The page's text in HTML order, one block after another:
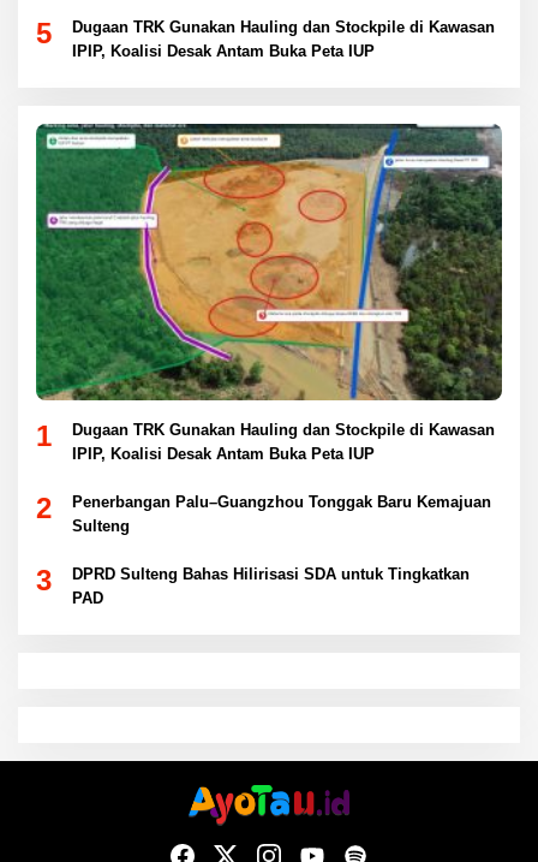
5
Dugaan TRK Gunakan Hauling dan Stockpile di Kawasan
IPIP, Koalisi Desak Antam Buka Peta IUP
1
Dugaan TRK Gunakan Hauling dan Stockpile di Kawasan
IPIP, Koalisi Desak Antam Buka Peta IUP
2
Penerbangan Palu–Guangzhou Tonggak Baru Kemajuan
Sulteng
3
DPRD Sulteng Bahas Hilirisasi SDA untuk Tingkatkan
PAD